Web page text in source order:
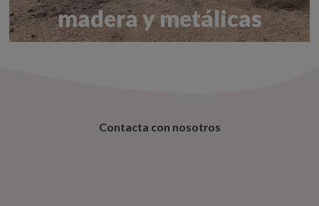
madera y metálicas
Contacta con nosotros